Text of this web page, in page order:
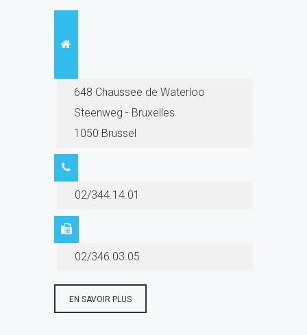
648 Chaussee de Waterloo
Steenweg - Bruxelles
1050 Brussel
02/344.14.01
02/346.03.05
EN SAVOIR PLUS